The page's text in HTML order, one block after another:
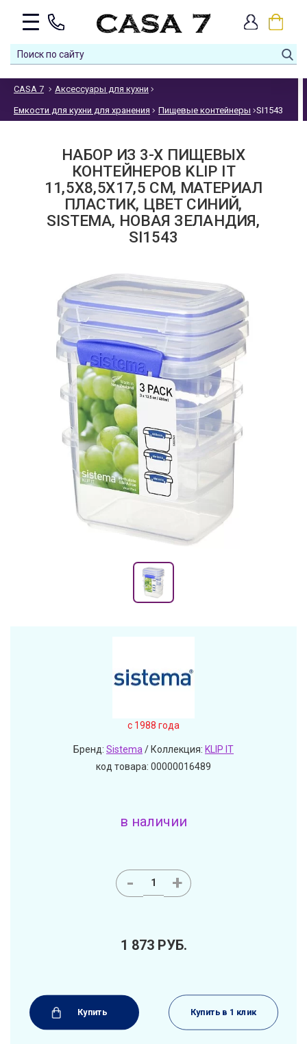
CASA 7 Аксессуары для кухни
Емкости для кухни для хранения Пищевые контейнеры SI1543
НАБОР ИЗ 3-Х ПИЩЕВЫХ
КОНТЕЙНЕРОВ KLIP IT
11,5Х8,5Х17,5 СМ, МАТЕРИАЛ
ПЛАСТИК, ЦВЕТ СИНИЙ,
SISTEMA, НОВАЯ ЗЕЛАНДИЯ,
SI1543
c 1988 года
Бренд: Sistema/ Коллекция: KLIP IT
код товара: 00000016489
в наличии
- +
1 873 РУБ.
Купить Купить в 1 клик